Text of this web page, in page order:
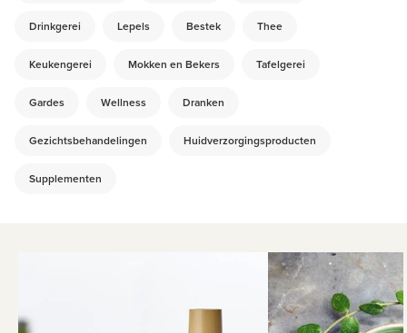
Drinkgerei Lepels Bestek Thee
Keukengerei Mokken en Bekers Tafelgerei
Gardes Wellness Dranken
Gezichtsbehandelingen Huidverzorgingsproducten
Supplementen